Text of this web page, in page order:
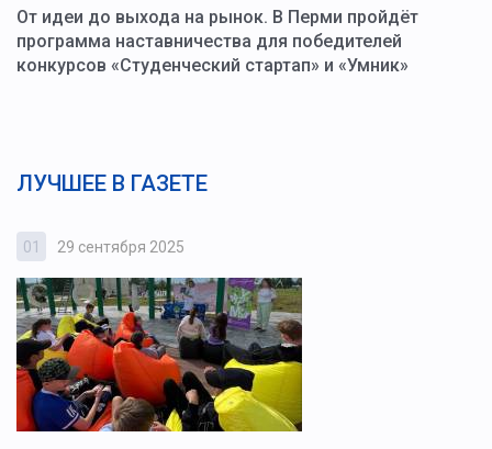
От идеи до выхода на рынок. В Перми пройдёт
программа наставничества для победителей
конкурсов «Студенческий стартап» и «Умник»
ЛУЧШЕЕ В ГАЗЕТЕ
01 29 сентября 2025